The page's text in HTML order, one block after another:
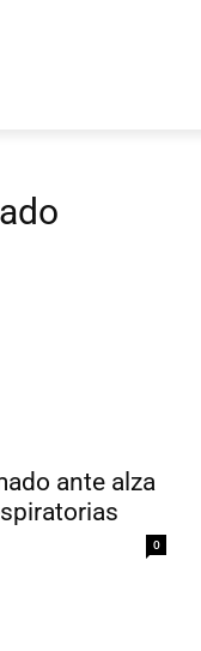
ante alza
0